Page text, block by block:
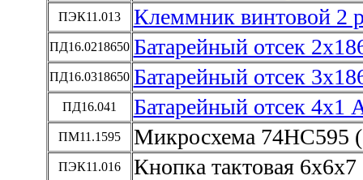
ПЭК11.013 Клеммник винтовой 2
ПД16.0218650 Батарейный отсек
ПД16.0318650 Батарейный отсек
ПД16.041 Батарейный отсек
ПМ11.1595 Микросхема 74HC595
ПЭК11.016 Кнопка тактовая